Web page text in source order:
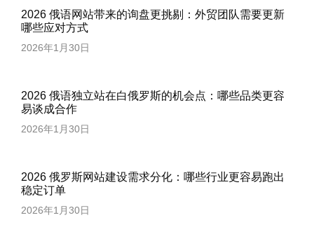
2026 俄语网站带来的询盘更挑剔：外贸团队需要更新
哪些应对方式
2026年1月30日
2026 俄语独立站在白俄罗斯的机会点：哪些品类更容
易谈成合作
2026年1月30日
2026 俄罗斯网站建设需求分化：哪些行业更容易跑出
稳定订单
2026年1月30日